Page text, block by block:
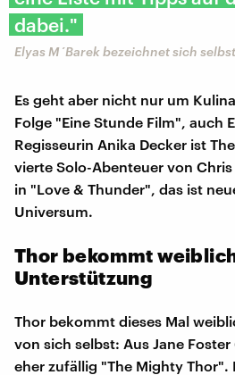
dabei."
Elyas M´Barek bezeichnet sich
Es geht aber nicht nur um
Folge "Eine Stunde Film", auch
Regisseurin Anika Decker ist
vierte Solo-Abenteuer von
in "Love & Thunder", das ist
Universum.
Thor bekommt
Unterstützung
Thor bekommt dieses Mal
von sich selbst: Aus Jane
eher zufällig "The Mighty Thor".